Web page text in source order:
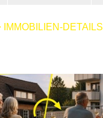
IMMOBILIEN-DETAILS